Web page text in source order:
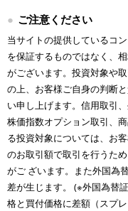
ご注意ください
当サイトの提供しているコ
を保証するものではなく、
がございます。投資対象や
の上、お客様ご自身の判断
い申し上げます。信用取引
株価指数オプション取引、
る投資対象については、お
のお取引額で取引を行うた
がご ざいます。また外国為
差が生じます。 (※外国為替
格と買付価格に差額（スプレ